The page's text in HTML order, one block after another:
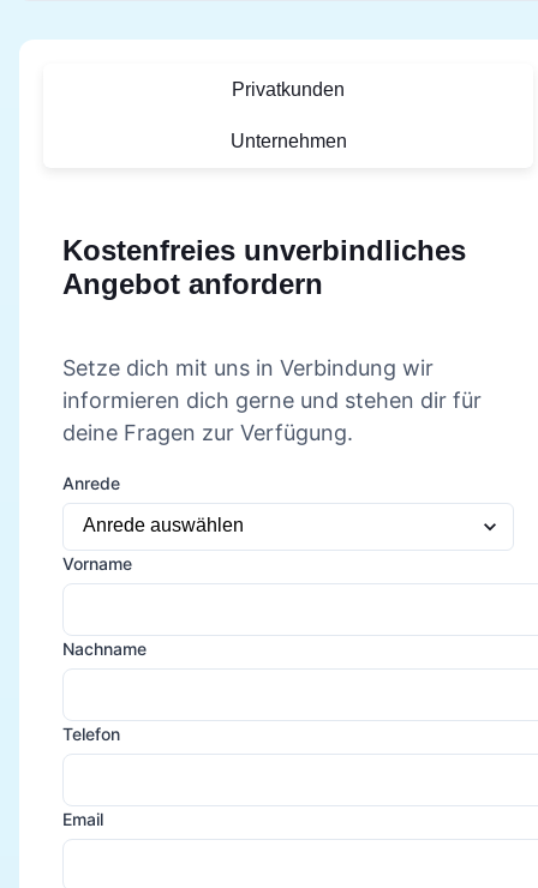
Privatkunden
Unternehmen
Kostenfreies unverbindliches
Angebot anfordern
Setze dich mit uns in Verbindung wir
informieren dich gerne und stehen dir für
deine Fragen zur Verfügung.
Anrede
Vorname
Nachname
Telefon
Email